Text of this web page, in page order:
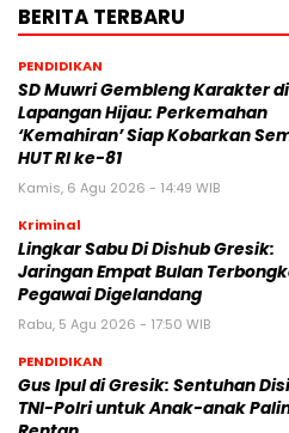
BERITA TERBARU
PENDIDIKAN
SD Muwri Gembleng Karakter di
Lapangan Hijau: Perkemahan
‘Kemahiran’ Siap Kobarkan
HUT RI ke-81
Kamis, 6 Agu 2026 - 14:49 WIB
Kriminal
Lingkar Sabu Di Dishub Gresik:
Jaringan Empat Bulan
Pegawai Digelandang
Rabu, 5 Agu 2026 - 17:50 WIB
PENDIDIKAN
Gus Ipul di Gresik: Sentuhan
TNI-Polri untuk Anak-anak